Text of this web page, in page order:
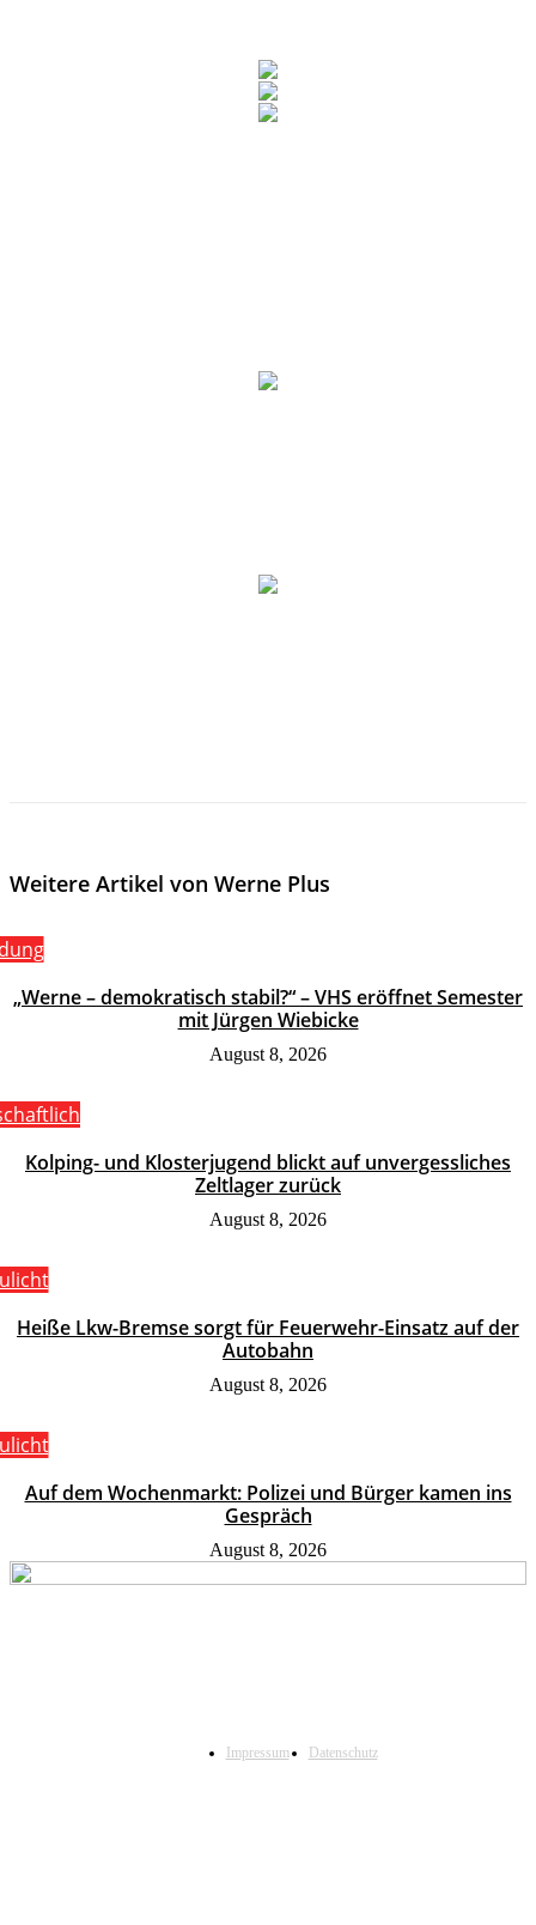
Weitere Artikel von Werne Plus
„Werne – demokratisch stabil?“ – VHS eröffnet Semester
mit Jürgen Wiebicke
August 8, 2026
Kolping- und Klosterjugend blickt auf unvergessliches
Zeltlager zurück
August 8, 2026
Heiße Lkw-Bremse sorgt für Feuerwehr-Einsatz auf der
Autobahn
August 8, 2026
Auf dem Wochenmarkt: Polizei und Bürger kamen ins
Gespräch
August 8, 2026
Impressum Datenschutz